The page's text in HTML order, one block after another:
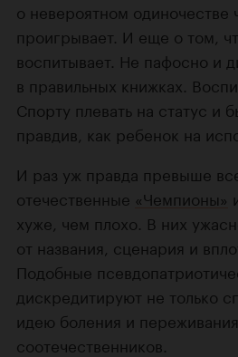
о невероятном одиночестве
проигрывает. И еще о том,
воспитывает. Не пафосно и
в правильных книжках.
Спорту плевать на статус и
правдив, как ребенок на
И раз уж правда превыше
отечественные «Чемпионы»
хуже, чем плохо. В них
от названия, сценария и
Подобные
дискредитируют не только
идею боления и
соотечественников.